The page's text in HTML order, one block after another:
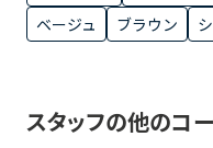
ベージュ
ブラウン
スタッフの他のコ